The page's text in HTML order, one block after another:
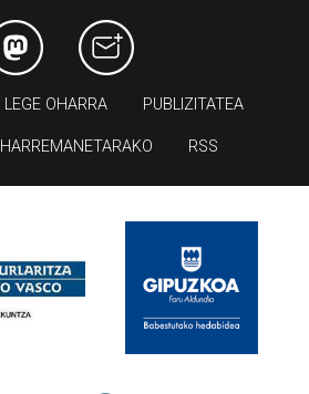
LEGE OHARRA PUBLIZITATEA
HARREMANETARAKO RSS